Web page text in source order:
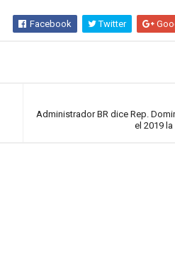
Facebook Twitter
Administrador BR dice Rep.
el 2019